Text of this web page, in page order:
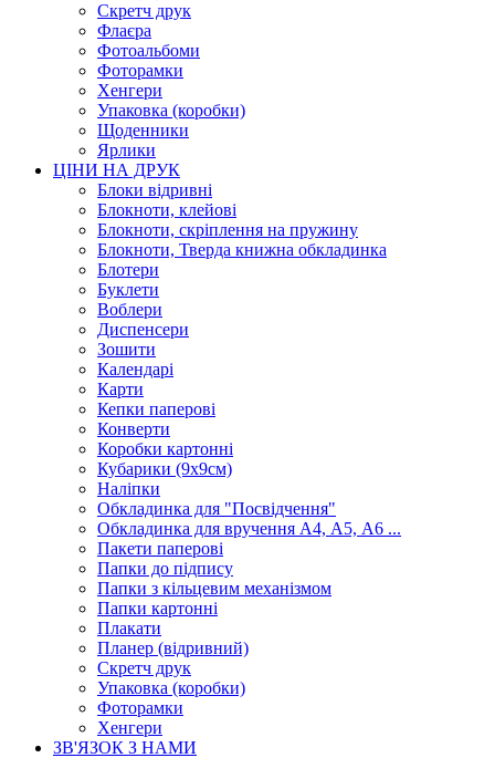
Скретч друк
Флаєра
Фотоальбоми
Фоторамки
Хенгери
Упаковка (коробки)
Щоденники
Ярлики
ЦІНИ НА ДРУК
Блоки відривні
Блокноти, клейові
Блокноти, скріплення на пружину
Блокноти, Тверда книжна обкладинка
Блотери
Буклети
Воблери
Диспенсери
Зошити
Календарі
Карти
Кепки паперові
Конверти
Коробки картонні
Кубарики (9х9см)
Наліпки
Обкладинка для "Посвідчення"
Обкладинка для вручення А4, А5, А6 ...
Пакети паперові
Папки до підпису
Папки з кільцевим механізмом
Папки картонні
Плакати
Планер (відривний)
Скретч друк
Упаковка (коробки)
Фоторамки
Хенгери
ЗВ'ЯЗОК З НАМИ